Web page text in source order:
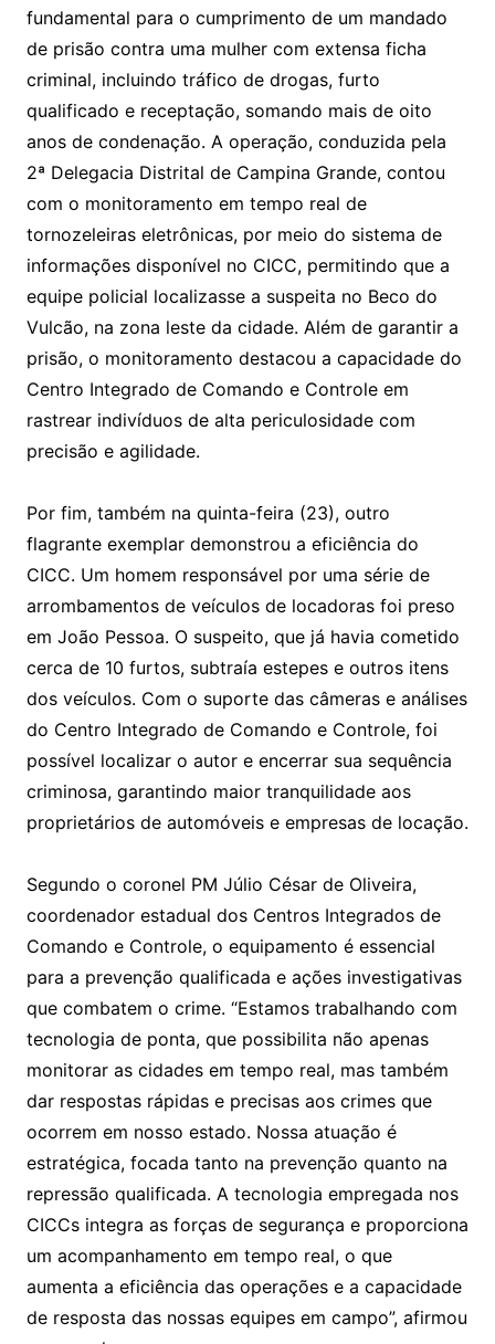
fundamental para o cumprimento de um mandado
de prisão contra uma mulher com extensa ficha
criminal, incluindo tráfico de drogas, furto
qualificado e receptação, somando mais de oito
anos de condenação. A operação, conduzida pela
2ª Delegacia Distrital de Campina Grande, contou
com o monitoramento em tempo real de
tornozeleiras eletrônicas, por meio do sistema de
informações disponível no CICC, permitindo que a
equipe policial localizasse a suspeita no Beco do
Vulcão, na zona leste da cidade. Além de garantir a
prisão, o monitoramento destacou a capacidade do
Centro Integrado de Comando e Controle em
rastrear indivíduos de alta periculosidade com
precisão e agilidade.
Por fim, também na quinta-feira (23), outro
flagrante exemplar demonstrou a eficiência do
CICC. Um homem responsável por uma série de
arrombamentos de veículos de locadoras foi preso
em João Pessoa. O suspeito, que já havia cometido
cerca de 10 furtos, subtraía estepes e outros itens
dos veículos. Com o suporte das câmeras e análises
do Centro Integrado de Comando e Controle, foi
possível localizar o autor e encerrar sua sequência
criminosa, garantindo maior tranquilidade aos
proprietários de automóveis e empresas de locação.
Segundo o coronel PM Júlio César de Oliveira,
coordenador estadual dos Centros Integrados de
Comando e Controle, o equipamento é essencial
para a prevenção qualificada e ações investigativas
que combatem o crime. “Estamos trabalhando com
tecnologia de ponta, que possibilita não apenas
monitorar as cidades em tempo real, mas também
dar respostas rápidas e precisas aos crimes que
ocorrem em nosso estado. Nossa atuação é
estratégica, focada tanto na prevenção quanto na
repressão qualificada. A tecnologia empregada nos
CICCs integra as forças de segurança e proporciona
um acompanhamento em tempo real, o que
aumenta a eficiência das operações e a capacidade
de resposta das nossas equipes em campo”, afirmou